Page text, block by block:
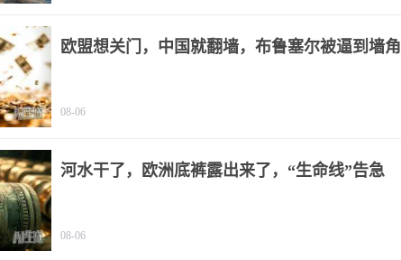
欧盟想关门，中国就翻墙，布鲁塞尔被逼到墙角
08-06
河水干了，欧洲底裤露出来了，“生命线”告急
08-06